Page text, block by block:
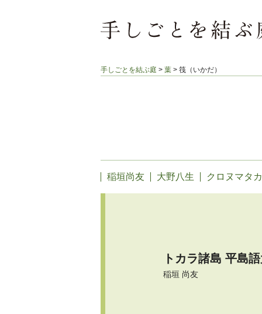
手しごとを結ぶ庭 > 葉 > 筏（いかだ）
稲垣尚友 大野八生 クロヌマタ
トカラ諸島 平島
稲垣 尚友